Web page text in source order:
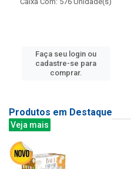
Faça seu login ou
cadastre-se para
comprar.
Produtos em Destaque
Veja mais